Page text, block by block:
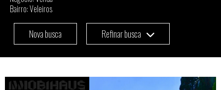
Bairro: Veleiros
Nova busca Refinar busca